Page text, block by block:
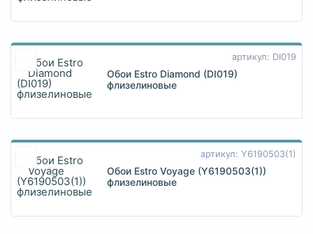
артикул: DI019
Обои Estro Diamond (DI019)
флизелиновые
артикул: Y6190503(1)
Обои Estro Voyage (Y6190503(1))
флизелиновые